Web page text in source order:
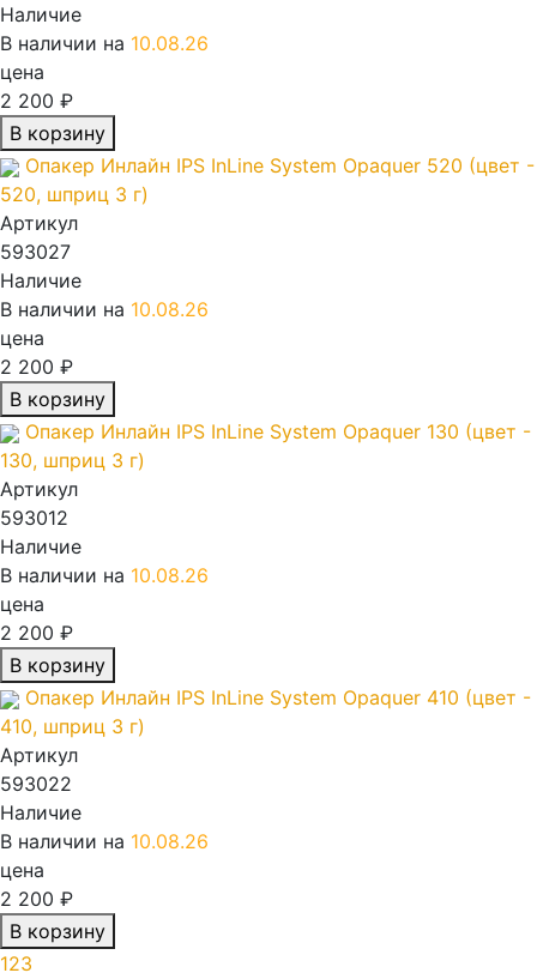
Наличие
В наличии на 10.08.26
цена
2 200 ₽
В корзину
Опакер Инлайн IPS InLine System Opaquer 520 (цвет -
520, шприц 3 г)
Артикул
593027
Наличие
В наличии на 10.08.26
цена
2 200 ₽
В корзину
Опакер Инлайн IPS InLine System Opaquer 130 (цвет -
130, шприц 3 г)
Артикул
593012
Наличие
В наличии на 10.08.26
цена
2 200 ₽
В корзину
Опакер Инлайн IPS InLine System Opaquer 410 (цвет -
410, шприц 3 г)
Артикул
593022
Наличие
В наличии на 10.08.26
цена
2 200 ₽
В корзину
123